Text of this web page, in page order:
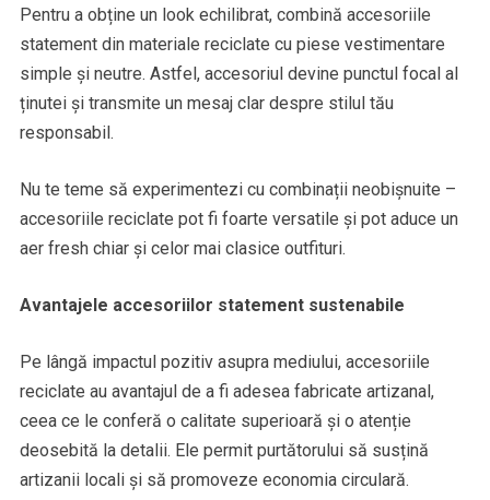
Pentru a obține un look echilibrat, combină accesoriile
statement din materiale reciclate cu piese vestimentare
simple și neutre. Astfel, accesoriul devine punctul focal al
ținutei și transmite un mesaj clar despre stilul tău
responsabil.
Nu te teme să experimentezi cu combinații neobișnuite –
accesoriile reciclate pot fi foarte versatile și pot aduce un
aer fresh chiar și celor mai clasice outfituri.
Avantajele accesoriilor statement sustenabile
Pe lângă impactul pozitiv asupra mediului, accesoriile
reciclate au avantajul de a fi adesea fabricate artizanal,
ceea ce le conferă o calitate superioară și o atenție
deosebită la detalii. Ele permit purtătorului să susțină
artizanii locali și să promoveze economia circulară.